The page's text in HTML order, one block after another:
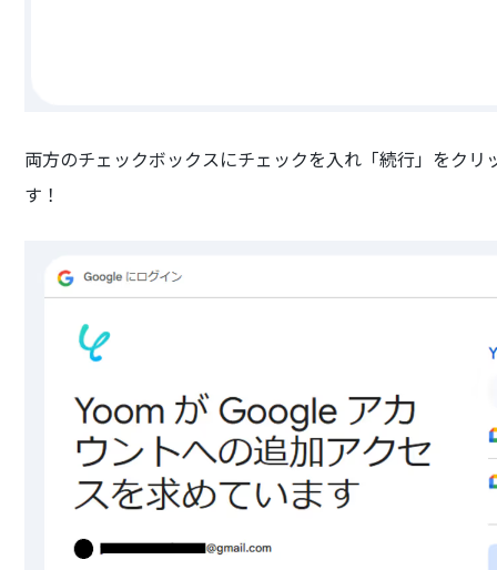
両方のチェックボックスにチェックを入れ「続行」をク
す！